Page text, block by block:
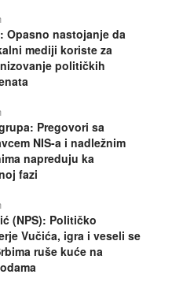
Opasno nastojanje da
mediji koriste za
političkih
Pregovori sa
NIS-a i nadležnim
napreduju ka
fazi
(NPS): Političko
Vučića, igra i veseli se
ruše kuće na